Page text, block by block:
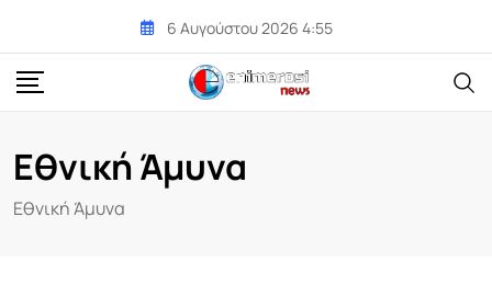
content
6 Αυγούστου 2026 4:55
Εθνική Άμυνα
Εθνική Άμυνα